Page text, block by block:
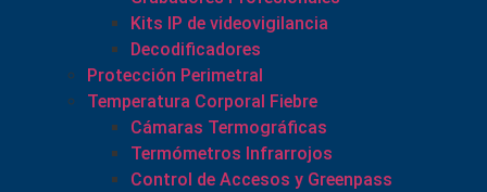
Kits IP de videovigilancia
Decodificadores
Protección Perimetral
Temperatura Corporal Fiebre
Cámaras Termográficas
Termómetros Infrarrojos
Control de Accesos y Greenpass